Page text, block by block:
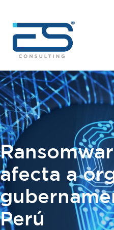
afecta a
Perú